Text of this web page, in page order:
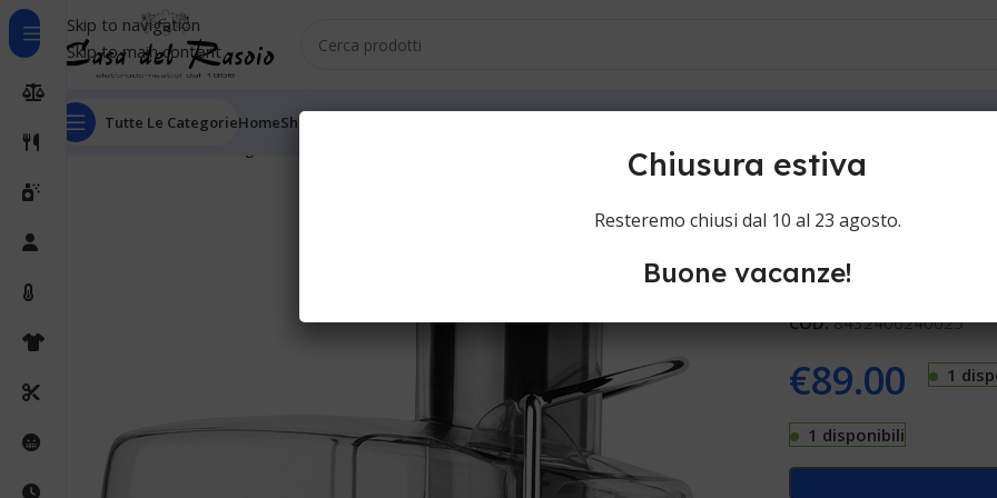
Skip to navigation
Skip to main content
Tutte Le CategorieHomeShop
Home
Black &
Centrifughe Black & Decker
COD:8432406240025
€89.00 1
1 disponibili
Chiusura estiva
Resteremo chiusi dal 10 al 23 agosto.
Buone vacanze!